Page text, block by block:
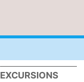
EXCURSIONS